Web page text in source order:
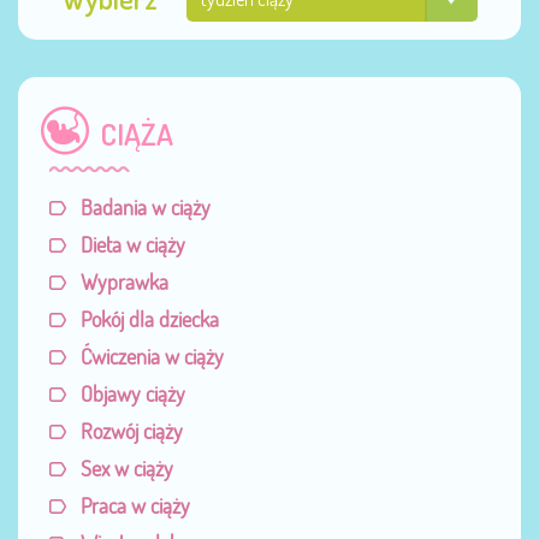
spać na twardym materacu, pilnować prawidłowej
postawy ciała oraz nie dźwigać ciężarów.
CIĄŻA
Badania w ciąży
Dieta w ciąży
Wyprawka
Pokój dla dziecka
Ćwiczenia w ciąży
Objawy ciąży
Rozwój ciąży
Sex w ciąży
Praca w ciąży